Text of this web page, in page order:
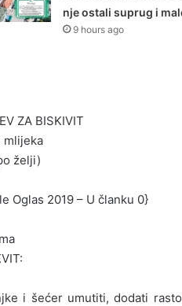
nje ostali suprug i
9 hours ago
ZA BISKIVIT
mlijeka
želji)
Oglas 2019 – U članku 0}
i šećer umutiti, dodati